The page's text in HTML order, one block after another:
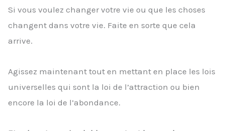
Si vous voulez changer votre vie ou que les choses
changent dans votre vie. Faite en sorte que cela
arrive.
Agissez maintenant tout en mettant en place les lois
universelles qui sont la loi de l’attraction ou bien
encore la loi de l’abondance.